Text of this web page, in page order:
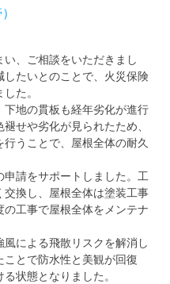
、ご相談をいただきまし
たいとのことで、火災保険
た。
地の貫板も経年劣化が進行
せや劣化が見られたため、
うことで、屋根全体の耐久
請をサポートしました。工
換し、屋根全体は塗装工事
工事で屋根全体をメンテナ
による飛散リスクを解消し
とで防水性と美観が回復
状態となりました。